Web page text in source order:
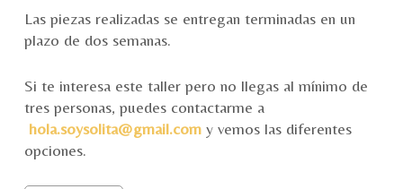
Las piezas realizadas se entregan terminadas en un
plazo de dos semanas.
Si te interesa este taller pero no llegas al mínimo de
tres personas, puedes contactarme a
hola.soysolita@gmail.comy vemos las diferentes
opciones.